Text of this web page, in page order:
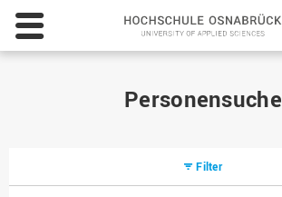
Personensuche
Filter